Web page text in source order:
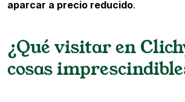
aparcar a precio reducido.
¿Qué visitar en
cosas